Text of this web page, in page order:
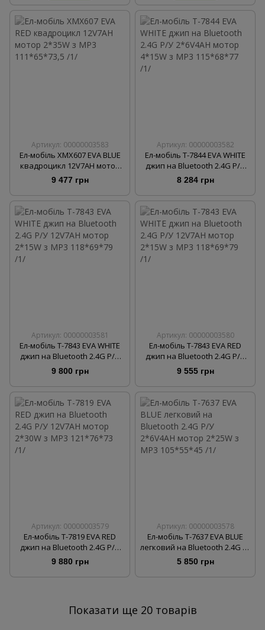
Артикул: 00000003583
Ел-мобіль XMX607 EVA BLUE
квадроцикл 12V7AH мотор
2*35W з MP3 111*65*73,5 /1/
9 477 грн
Артикул: 00000003582
Ел-мобіль T-7844 EVA WHITE
джип на Bluetooth 2.4G Р/У
2*6V4AH мотор 4*15W з MP3
115*68*77 /1/
8 284 грн
Артикул: 00000003581
Ел-мобіль T-7843 EVA WHITE
джип на Bluetooth 2.4G Р/У
12V7AH мотор 2*15W з MP3
118*69*79 /1/
9 800 грн
Артикул: 00000003580
Ел-мобіль T-7843 EVA RED
джип на Bluetooth 2.4G Р/У
12V7AH мотор 2*15W з MP3
118*69*79 /1/
9 555 грн
Артикул: 00000003579
Ел-мобіль T-7819 EVA RED
джип на Bluetooth 2.4G Р/У
12V7AH мотор 2*30W з MP3
121*76*73 /1/
9 880 грн
Артикул: 00000003578
Ел-мобіль T-7637 EVA BLUE
легковий на Bluetooth 2.4G Р/
У 2*6V4AH мотор 2*25W з
MP3 105*55*45 /1/
5 850 грн
Показати ще 20 товарів